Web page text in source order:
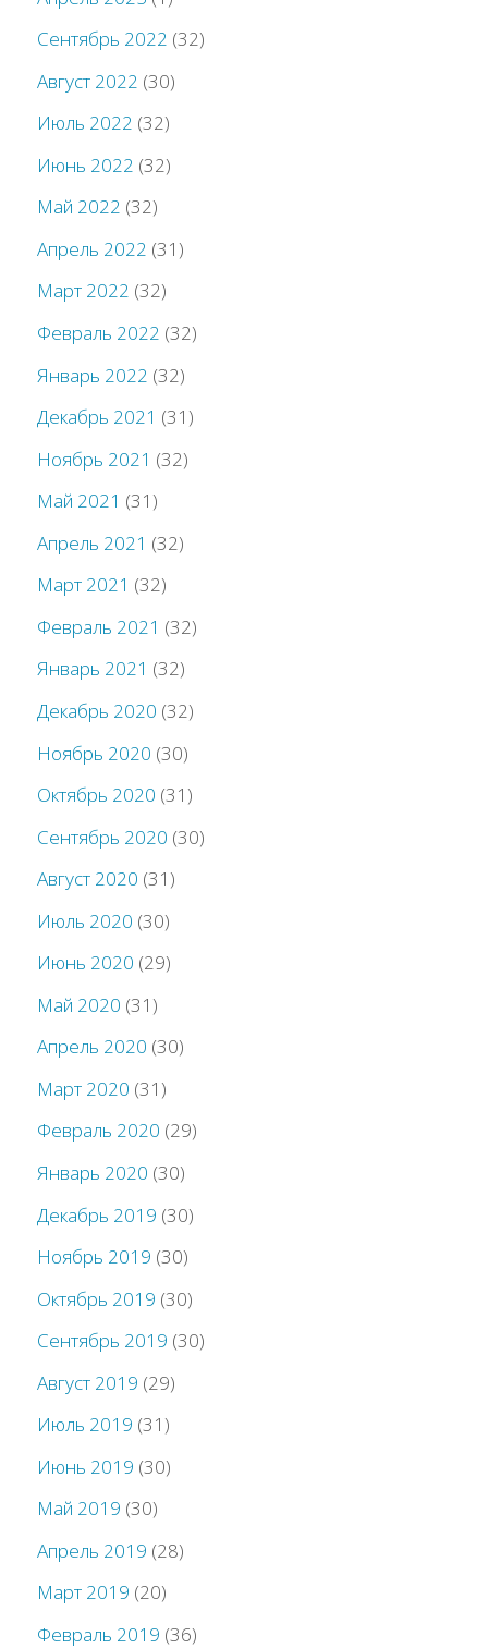
Сентябрь 2022 (32)
Август 2022 (30)
Июль 2022 (32)
Июнь 2022 (32)
Май 2022 (32)
Апрель 2022 (31)
Март 2022 (32)
Февраль 2022 (32)
Январь 2022 (32)
Декабрь 2021 (31)
Ноябрь 2021 (32)
Май 2021 (31)
Апрель 2021 (32)
Март 2021 (32)
Февраль 2021 (32)
Январь 2021 (32)
Декабрь 2020 (32)
Ноябрь 2020 (30)
Октябрь 2020 (31)
Сентябрь 2020 (30)
Август 2020 (31)
Июль 2020 (30)
Июнь 2020 (29)
Май 2020 (31)
Апрель 2020 (30)
Март 2020 (31)
Февраль 2020 (29)
Январь 2020 (30)
Декабрь 2019 (30)
Ноябрь 2019 (30)
Октябрь 2019 (30)
Сентябрь 2019 (30)
Август 2019 (29)
Июль 2019 (31)
Июнь 2019 (30)
Май 2019 (30)
Апрель 2019 (28)
Март 2019 (20)
Февраль 2019 (36)